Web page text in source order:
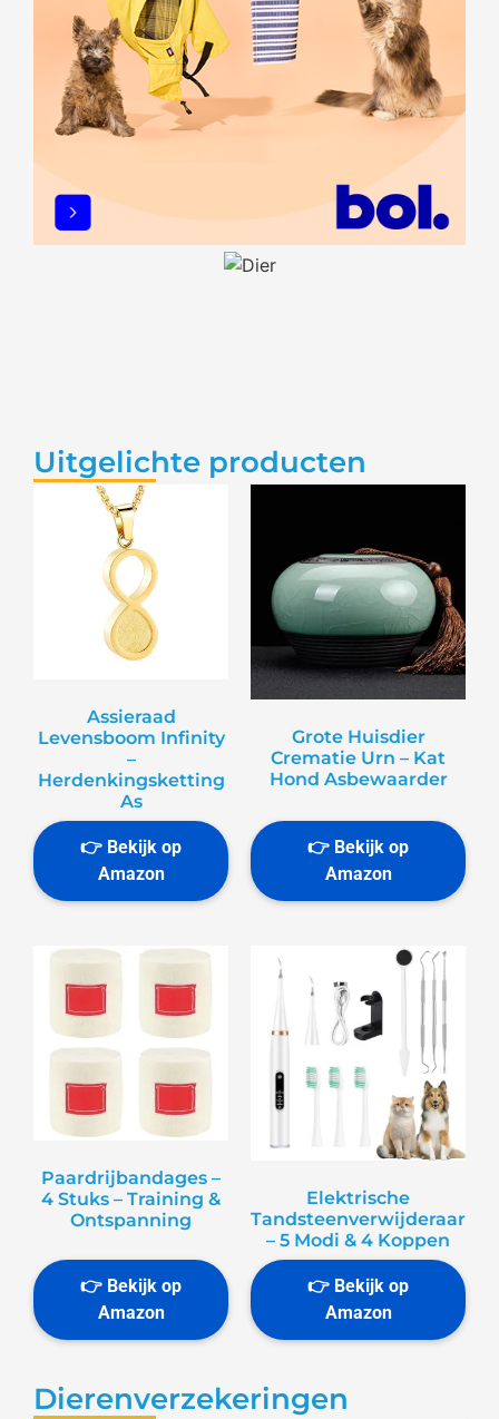
Uitgelichte producten
Assieraad
Levensboom Infinity
–
Herdenkingsketting
As
Grote Huisdier
Crematie Urn – Kat
Hond Asbewaarder
Paardrijbandages –
4 Stuks – Training &
Ontspanning
Elektrische
Tandsteenverwijderaar
– 5 Modi & 4 Koppen
Dierenverzekeringen